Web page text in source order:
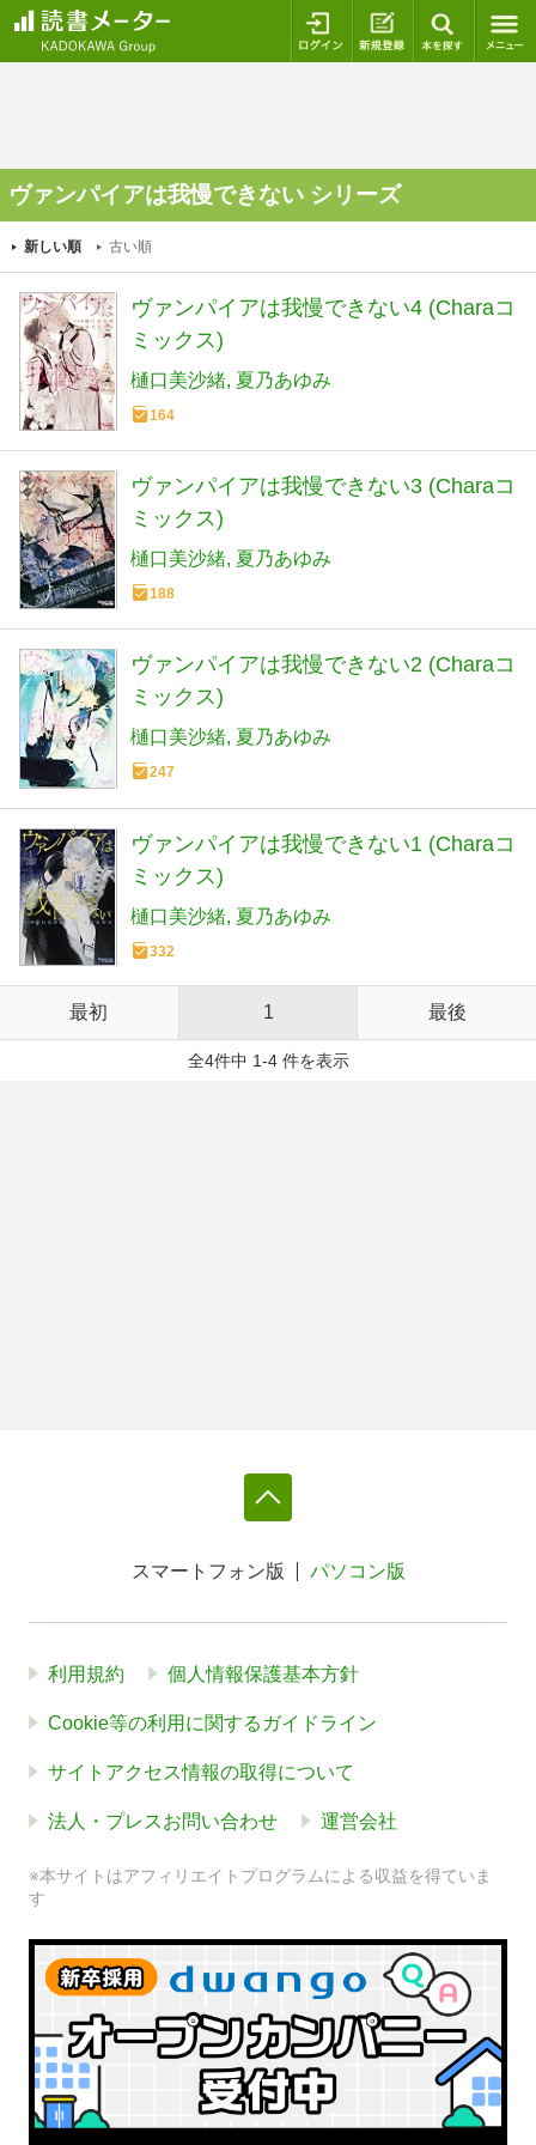
ログイン 新規登録
ヴァンパイアは我慢できない シリーズ
新しい順 古い順
ヴァンパイアは我慢できない4 (Charaコ
ミックス)
樋口美沙緒 夏乃あゆみ
164
ヴァンパイアは我慢できない3 (Charaコ
ミックス)
樋口美沙緒 夏乃あゆみ
188
ヴァンパイアは我慢できない2 (Charaコ
ミックス)
樋口美沙緒 夏乃あゆみ
247
ヴァンパイアは我慢できない1 (Charaコ
ミックス)
樋口美沙緒 夏乃あゆみ
332
最初 1 最後
全4件中 1-4 件を表示
スマートフォン版 パソコン版
利用規約 個人情報保護基本方針
Cookie等の利用に関するガイドライン
サイトアクセス情報の取得について
法人・プレスお問い合わせ 運営会社
※本サイトはアフィリエイトプログラムによる収益を得ていま
す